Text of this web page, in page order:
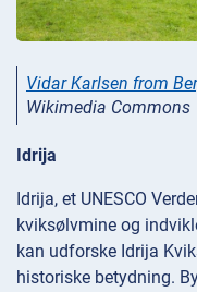
Vidar Karlsen from
Wikimedia Commons
Idrija
Idrija, et UNESCO
kviksølvmine og
kan udforske Idrija
historiske betydning.